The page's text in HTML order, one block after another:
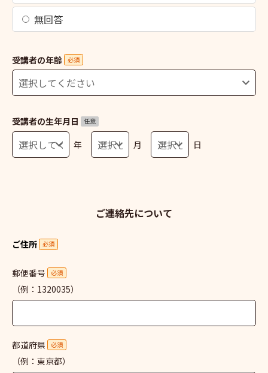
無回答
受講者の年齢 必須
受講者の生年月日 任意
年 月 日
ご連絡先について
ご住所 必須
郵便番号 必須
（例：1320035）
都道府県 必須
（例：東京都）